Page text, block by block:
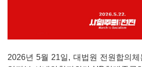
2026년 5월 21일, 대법원 전원합의